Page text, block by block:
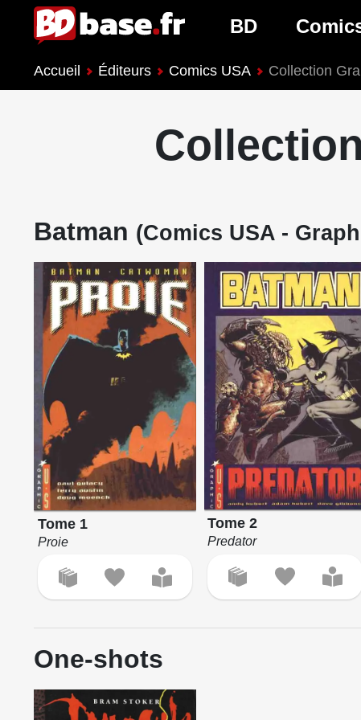
BD
Nouveautés BD
Genres BD Genres
Accueil Éditeurs Comics USA Collection
Batman (Comics USA -
Tome 1
Proie
Tome 2
Predator
One-shots